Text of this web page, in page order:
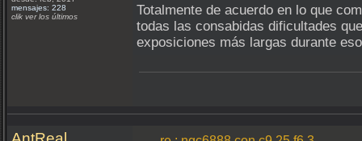
mensajes: 228
clik ver los últimos
Totalmente de acuerdo en lo que
todas las consabidas dificultades
exposiciones más largas durante